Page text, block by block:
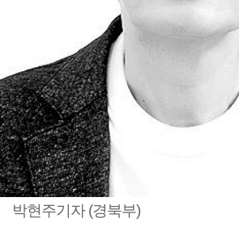
박현주기자 (경북부)